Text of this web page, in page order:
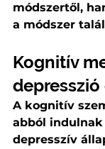
módszertől,
a módszer
Kognitív
depresszió
A kognitív
abból indulnak
depresszív